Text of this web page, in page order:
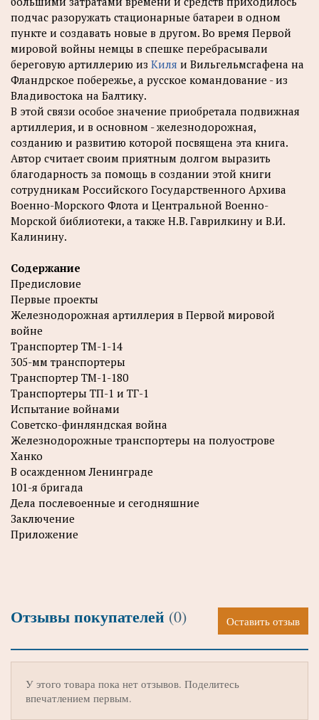
подчас разоружать стационарные батареи в одном
пункте и создавать новые в другом. Во время Первой
мировой войны немцы в спешке перебрасывали
береговую артиллерию из Киля и Вильгельмсгафена на
Фландрское побережье, а русское командование - из
Владивостока на Балтику.
В этой связи особое значение приобретала подвижная
артиллерия, и в основном - железнодорожная,
созданию и развитию которой посвящена эта книга.
Автор считает своим приятным долгом выразить
благодарность за помощь в создании этой книги
сотрудникам Российского Государственного Архива
Военно-Морского Флота и Центральной Военно-
Морской библиотеки, а также Н.В. Гаврилкину и В.И.
Калинину.
Содержание
Предисловие
Первые проекты
Железнодорожная артиллерия в Первой мировой
войне
Транспортер ТМ-1-14
305-мм транспортеры
Транспортер ТМ-1-180
Транспортеры ТП-1 и ТГ-1
Испытание войнами
Советско-финляндская война
Железнодорожные транспортеры на полуострове
Ханко
В осажденном Ленинграде
101-я бригада
Дела послевоенные и сегодняшние
Заключение
Приложение
Отзывы покупателей (0) Оставить отзыв
У этого товара пока нет отзывов. Поделитесь
впечатлением первым.